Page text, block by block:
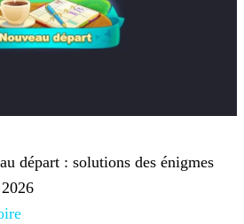
départ : solutions des énigmes